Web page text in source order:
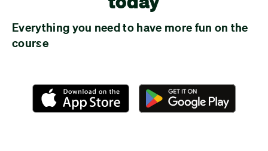
Everything you need to have more fun on the
course